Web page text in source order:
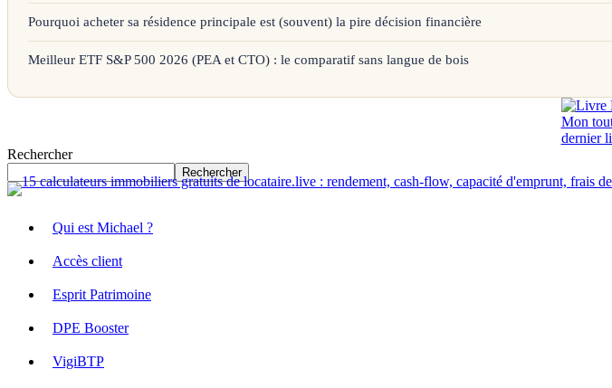
Pourquoi acheter sa résidence principale est (souvent) la pire décision financière
Meilleur ETF S&P 500 2026 (PEA et CTO) : le comparatif sans langue de bois
Mon
dernier
Rechercher
Rechercher
Qui est Michael ?
Accès client
Esprit Patrimoine
DPE Booster
VigiBTP